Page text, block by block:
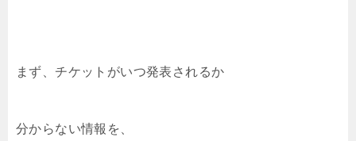
まず、チケットがいつ発表されるか
分からない情報を、